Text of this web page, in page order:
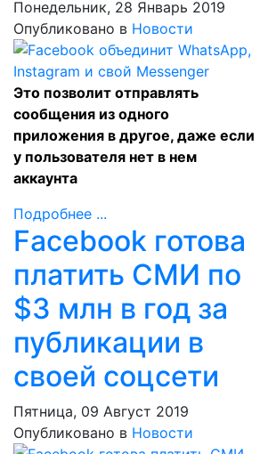
Понедельник, 28 Январь 2019
Опубликовано в Новости
Это позволит отправлять
сообщения из одного
приложения в другое, даже если
у пользователя нет в нем
аккаунта
Подробнее ...
Facebook готова
платить СМИ по
$3 млн в год за
публикации в
своей соцсети
Пятница, 09 Август 2019
Опубликовано в Новости